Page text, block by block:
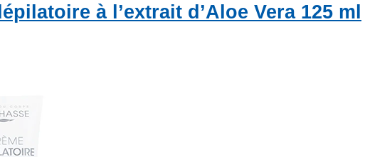
à l’extrait d’Aloe Vera 125 ml